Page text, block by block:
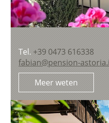
Tel.+39 0473 616338
fabian@pension-
Meer weten